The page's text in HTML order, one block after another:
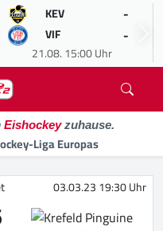
KEV -
VIF -
21.08. 15:00 Uhr
Eishockeyzuhause.
Liga Europas
03.03.23 19:30 Uhr